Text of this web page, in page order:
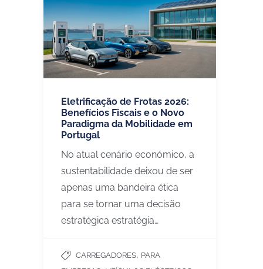
Eletrificação de Frotas 2026:
Benefícios Fiscais e o Novo
Paradigma da Mobilidade em
Portugal
No atual cenário económico, a
sustentabilidade deixou de ser
apenas uma bandeira ética
para se tornar uma decisão
estratégica estratégia…
CARREGADORES, PARA